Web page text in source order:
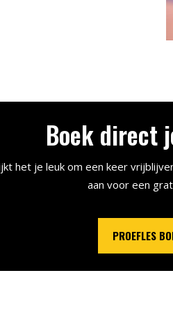
Boek direct
het je leuk om een keer
aan voor een
PROEFLES